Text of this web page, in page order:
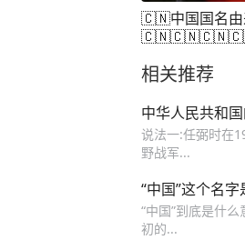
🇨🇳中国国
相关推荐
中华人民共和
说法一:任弼时在
野战军...
“中国”这个名
“中国”到底是什
初的...